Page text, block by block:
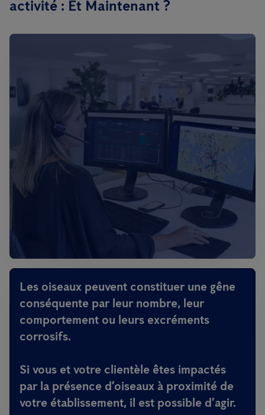
activité : Et Maintenant ?
Les oiseaux peuvent constituer une gêne
conséquente par leur nombre, leur
comportement ou leurs excréments
corrosifs.
Si vous et votre clientèle êtes impactés
par la présence d’oiseaux à proximité de
votre établissement, il est possible d’agir.